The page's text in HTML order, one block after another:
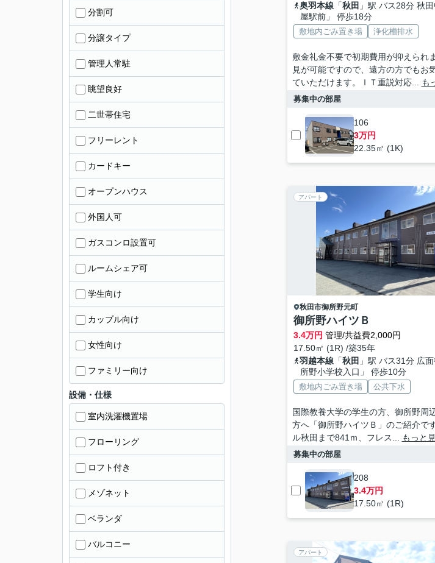
奥羽本線「秋田 」駅 バス28分 秋
屋駅前」 停歩18分
敷地内ごみ置き場 浄化槽排水
敷金礼金不要で初期費用が抑えられ
見が可能ですので、遠方の方でもお
ていただけます。ＩＴ重説対応...
も
募集中の部屋
106
3万円
22.35㎡ (1K)
アパート
秋田市御所野元町
御所野ハイツＢ
3.4万円 管理/共益費2,000円
17.50㎡ (1R) /築35年
羽越本線「秋田 」駅 バス31分 広
所野小学校入口」 停歩10分
敷地内ごみ置き場 公共下水
国際教養大学の学生の方、御所野周
方へ「御所野ハイツＢ」のご紹介で
ル秋田まで841ｍ、フレス...
もっと
募集中の部屋
208
3.4万円
17.50㎡ (1R)
アパート
分割可
分譲タイプ
管理人常駐
眺望良好
二世帯住宅
フリーレント
カードキー
オープンハウス
外国人可
ガスコンロ設置可
ルームシェア可
学生向け
カップル向け
女性向け
ファミリー向け
設備・仕様
室内洗濯機置場
フローリング
ロフト付き
メゾネット
ベランダ
バルコニー